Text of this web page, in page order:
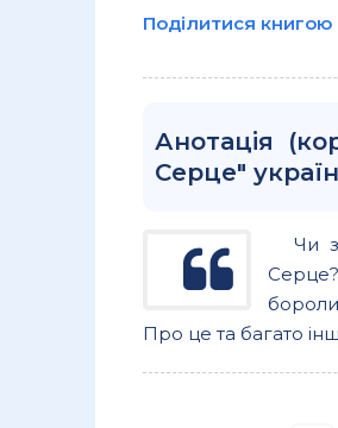
Поділитися
Анотація
Серце"
Чи
Про це та багато